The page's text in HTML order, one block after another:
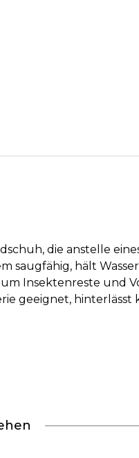
die anstelle
saugfähig, hält
um Insektenreste
geeignet, hinterlässt